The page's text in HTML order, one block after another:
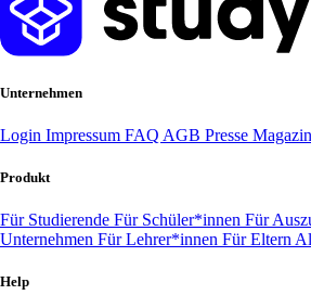
Unternehmen
Login Impressum FAQ AGB Presse
Produkt
Für Studierende Für Schüler*innen Für
Unternehmen Für Lehrer*innen Für Eltern
Help